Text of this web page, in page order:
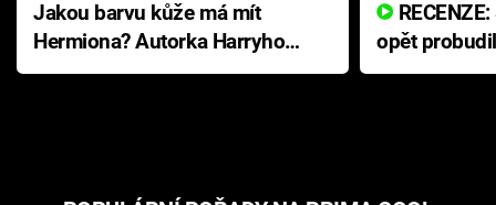
Jakou barvu kůže má mít
Hermiona? Autorka Harryho
Pottera přišla s ráznou
opět
přichází s